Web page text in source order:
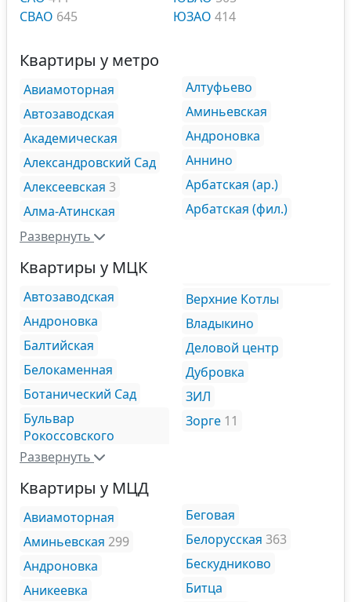
СВАО 645
ЮЗАО 414
Квартиры у метро
Авиамоторная
Автозаводская
Академическая
Александровский Сад
Алексеевская 3
Алма-Атинская
Алтуфьево
Аминьевская
Андроновка
Аннино
Арбатская (ар.)
Арбатская (фил.)
Развернуть
Квартиры у МЦК
Автозаводская
Андроновка
Балтийская
Белокаменная
Ботанический Сад
Бульвар
Рокоссовского
Верхние Котлы
Владыкино
Деловой центр
Дубровка
ЗИЛ
Зорге 11
Развернуть
Квартиры у МЦД
Авиамоторная
Аминьевская 299
Андроновка
Аникеевка
Беговая
Белорусская 363
Бескудниково
Битца